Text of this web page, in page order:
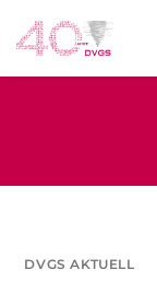
DVGS AKTUELL